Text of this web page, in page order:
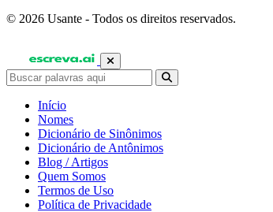
© 2026 Usante - Todos os direitos reservados.
Início
Nomes
Dicionário de Sinônimos
Dicionário de Antônimos
Blog / Artigos
Quem Somos
Termos de Uso
Política de Privacidade